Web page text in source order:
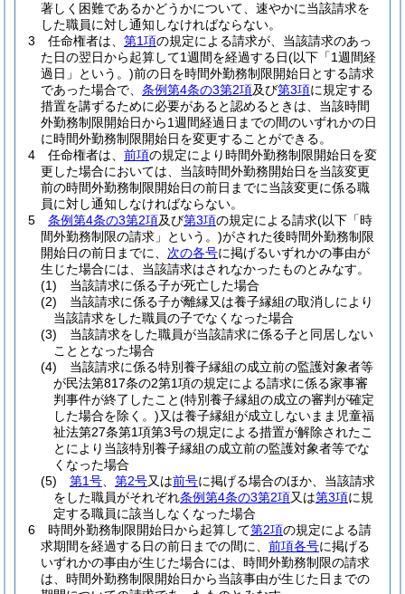
著しく困難であるかどうかについて、速やかに当該請求を
した職員に対し通知しなければならない。
3
任命権者は、 第1項の規定による請求が、当該請求のあっ
た日の翌日から起算して1週間を経過する日(以下「1週間経
過日」という。)前の日を時間外勤務制限開始日とする請求
であった場合で、 条例第4条の3第2項及び第3項に規定する
措置を講ずるために必要があると認めるときは、当該時間
外勤務制限開始日から1週間経過日までの間のいずれかの日
に時間外勤務制限開始日を変更することができる。
4
任命権者は、 前項の規定により時間外勤務制限開始日を変
更した場合においては、当該時間外勤務開始日を当該変更
前の時間外勤務制限開始日の前日までに当該変更に係る職
員に対し通知しなければならない。
5
条例第4条の3第2項及び第3項の規定による請求(以下「時
間外勤務制限の請求」という。)がされた後時間外勤務制限
開始日の前日までに、 次の各号に掲げるいずれかの事由が
生じた場合には、当該請求はされなかったものとみなす。
(1)
当該請求に係る子が死亡した場合
(2)
当該請求に係る子が離縁又は養子縁組の取消しにより
当該請求をした職員の子でなくなった場合
(3)
当該請求をした職員が当該請求に係る子と同居しない
こととなった場合
(4)
当該請求に係る特別養子縁組の成立前の監護対象者等
が民法第817条の2第1項の規定による請求に係る家事審
判事件が終了したこと(特別養子縁組の成立の審判が確定
した場合を除く。)又は養子縁組が成立しないまま児童福
祉法第27条第1項第3号の規定による措置が解除されたこ
とにより当該特別養子縁組の成立前の監護対象者等でな
くなった場合
(5)
第1号 第2号又は前号に掲げる場合のほか、当該請求
をした職員がそれぞれ条例第4条の3第2項又は第3項に規
定する職員に該当しなくなった場合
6
時間外勤務制限開始日から起算して第2項の規定による請
求期間を経過する日の前日までの間に、 前項各号に掲げる
いずれかの事由が生じた場合には、時間外勤務制限の請求
は、時間外勤務制限開始日から当該事由が生じた日までの